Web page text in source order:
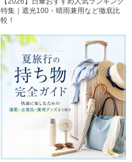
特集｜遮光100・晴雨兼用など徹底比
較！